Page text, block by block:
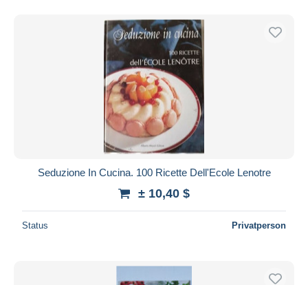
Seduzione In Cucina. 100 Ricette Dell'Ecole Lenotre
± 10,40 $
Status Privatperson